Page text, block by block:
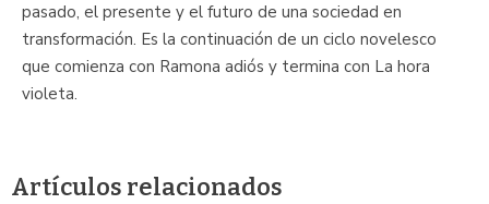
pasado, el presente y el futuro de una sociedad en
transformación. Es la continuación de un ciclo novelesco
que comienza con Ramona adiós y termina con La hora
violeta.
Artículos relacionados